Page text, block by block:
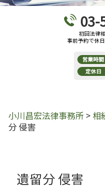
03-
初回法律
事前予約で休
営業時間
定休日
小川昌宏法律事務所 > 相
分 侵害
遺留分 侵害